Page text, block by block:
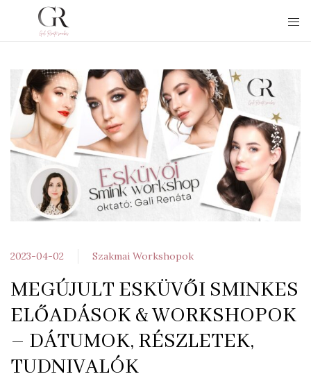
2023-04-02 Szakmai Workshopok
MEGÚJULT ESKÜVŐI SMINKES
ELŐADÁSOK & WORKSHOPOK
– DÁTUMOK, RÉSZLETEK,
TUDNIVALÓK